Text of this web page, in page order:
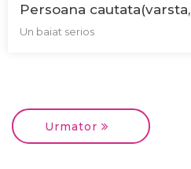
Persoana
Un baiat serios
Urmator